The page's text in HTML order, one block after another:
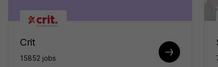
Crit
15852 jobs